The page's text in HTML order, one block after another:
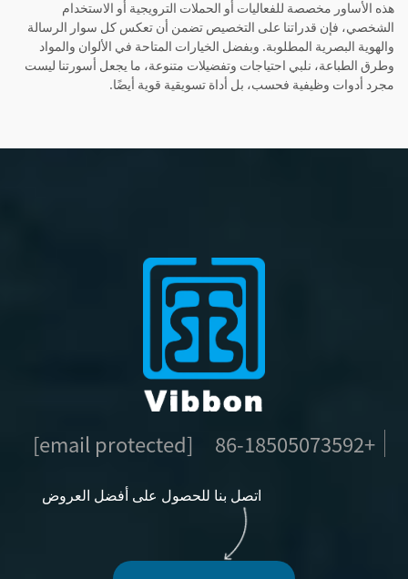
هذه الأساور مخصصة للفعاليات أو الحملات الترويجية أو الاستخدام
الشخصي، فإن قدراتنا على التخصيص تضمن أن تعكس كل سوار الرسالة
والهوية البصرية المطلوبة. وبفضل الخيارات المتاحة في الألوان والمواد
وطرق الطباعة، نلبي احتياجات وتفضيلات متنوعة، ما يجعل أسورتنا ليست
مجرد أدوات وظيفية فحسب، بل أداة تسويقية قوية أيضًا.
+86-18505073592
[email protected]
اتصل بنا للحصول على أفضل العروض